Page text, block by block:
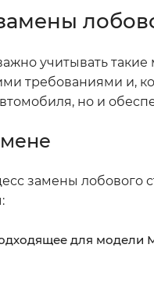
учитывать
требованиями и,
но и
замены лобового
для модели